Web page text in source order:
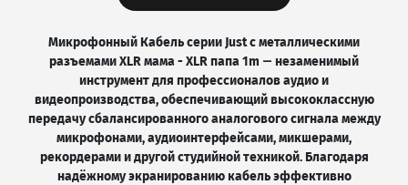
Микрофонный Кабель серии Just с металлическими
разъемами XLR мама - XLR папа 1m — незаменимый
инструмент для профессионалов аудио и
видеопроизводства, обеспечивающий высококлассную
передачу сбалансированного аналогового сигнала между
микрофонами, аудиоинтерфейсами, микшерами,
рекордерами и другой студийной техникой. Благодаря
надёжному экранированию кабель эффективно